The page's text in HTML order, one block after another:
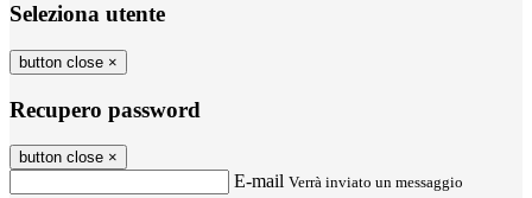
Seleziona utente
button close ×
Recupero password
button close ×
E-mail Verrà inviato un messaggio